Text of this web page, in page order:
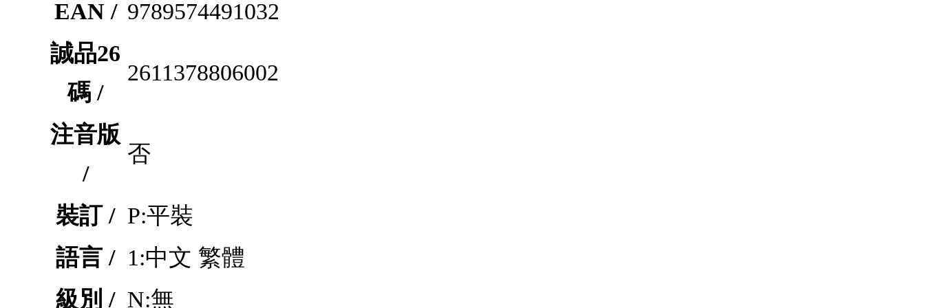
EAN / 9789574491032
誠品26
碼 /
2611378806002
注音版
/
否
裝訂 / P:平裝
語言 / 1:中文 繁體
級別 / N:無